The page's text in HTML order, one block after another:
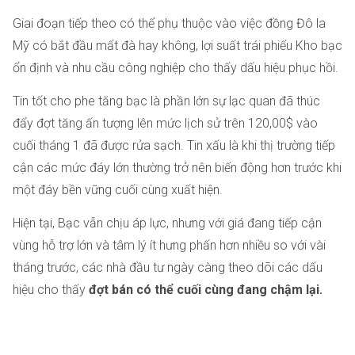
Giai đoạn tiếp theo có thể phụ thuộc vào việc đồng Đô la
Mỹ có bắt đầu mất đà hay không, lợi suất trái phiếu Kho bạc
ổn định và nhu cầu công nghiệp cho thấy dấu hiệu phục hồi.
Tin tốt cho phe tăng bạc là phần lớn sự lạc quan đã thúc
đẩy đợt tăng ấn tượng lên mức lịch sử trên 120,00$ vào
cuối tháng 1 đã được rửa sạch. Tin xấu là khi thị trường tiếp
cận các mức đáy lớn thường trở nên biến động hơn trước khi
một đáy bền vững cuối cùng xuất hiện.
Hiện tại, Bạc vẫn chịu áp lực, nhưng với giá đang tiếp cận
vùng hỗ trợ lớn và tâm lý ít hưng phấn hơn nhiều so với vài
tháng trước, các nhà đầu tư ngày càng theo dõi các dấu
hiệu cho thấy đợt bán có thể cuối cùng đang chậm lại.